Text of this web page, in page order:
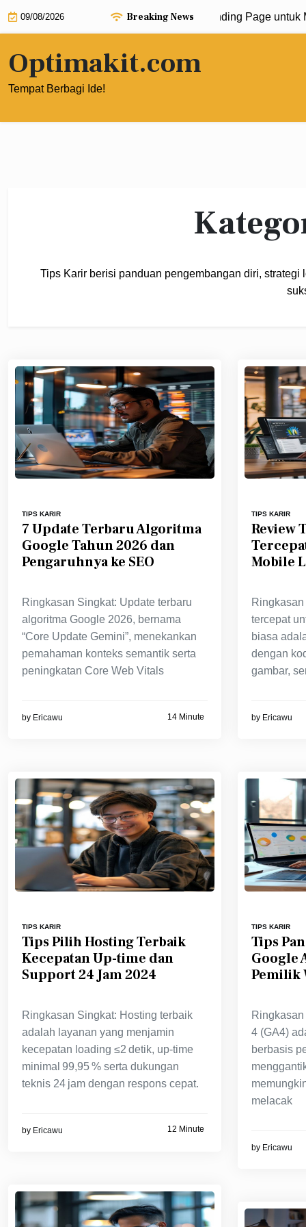
09/08/2026 Breaking News
Tips Melakukan A/B Testing pada Landing Page untuk
Optimakit.com
Tempat Berbagi Ide!
Tips Karir berisi panduan pengembangan diri,
TIPS KARIR
7 Update Terbaru Algoritma
Google Tahun 2026 dan
Pengaruhnya ke SEO
Ringkasan Singkat: Update terbaru
algoritma Google 2026, bernama
“Core Update Gemini”, menekankan
pemahaman konteks semantik serta
peningkatan Core Web Vitals
by Ericawu 14 Minute
TIPS KARIR
Review
Mobile
tercepat
biasa
dengan
gambar,
by Ericawu
TIPS KARIR
Tips Pilih Hosting Terbaik
Kecepatan Up-time dan
Support 24 Jam 2024
Ringkasan Singkat: Hosting terbaik
adalah layanan yang menjamin
kecepatan loading ≤2 detik, up‑time
minimal 99,95 % serta dukungan
teknis 24 jam dengan respons cepat.
by Ericawu 12 Minute
TIPS KARIR
Tips
Google
Pemilik
4 (GA4)
berbasis
melacak
by Ericawu